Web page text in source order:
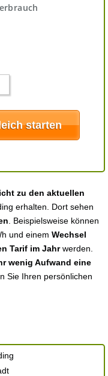
zu den aktuellen
erhalten. Dort sehen
. Beispielsweise können
und einem Wechsel
Tarif im Jahrwerden.
wenig Aufwand eine
Sie Ihren persönlichen